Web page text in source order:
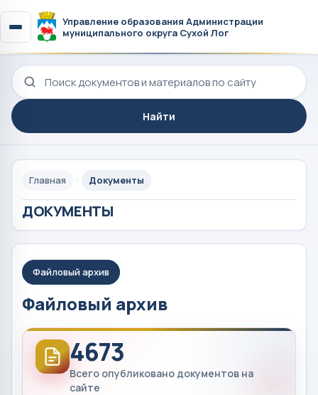
Управление образования Администрации
муниципального округа Сухой Лог
Поиск по сайту
Найти
Главная Документы
ДОКУМЕНТЫ
Файловый архив
Файловый архив
4673
Всего опубликовано документов на
сайте